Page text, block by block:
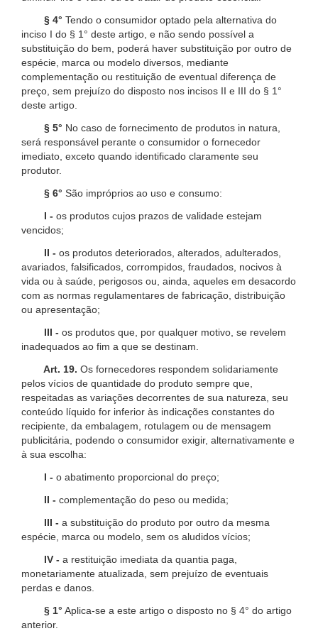
§ 4° Tendo o consumidor optado pela alternativa do
inciso I do § 1° deste artigo, e não sendo possível a
substituição do bem, poderá haver substituição por outro de
espécie, marca ou modelo diversos, mediante
complementação ou restituição de eventual diferença de
preço, sem prejuízo do disposto nos incisos II e III do § 1°
deste artigo.
§ 5° No caso de fornecimento de produtos in natura,
será responsável perante o consumidor o fornecedor
imediato, exceto quando identificado claramente seu
produtor.
§ 6° São impróprios ao uso e consumo:
I - os produtos cujos prazos de validade estejam
vencidos;
II - os produtos deteriorados, alterados, adulterados,
avariados, falsificados, corrompidos, fraudados, nocivos à
vida ou à saúde, perigosos ou, ainda, aqueles em desacordo
com as normas regulamentares de fabricação, distribuição
ou apresentação;
III - os produtos que, por qualquer motivo, se revelem
inadequados ao fim a que se destinam.
Art. 19. Os fornecedores respondem solidariamente
pelos vícios de quantidade do produto sempre que,
respeitadas as variações decorrentes de sua natureza, seu
conteúdo líquido for inferior às indicações constantes do
recipiente, da embalagem, rotulagem ou de mensagem
publicitária, podendo o consumidor exigir, alternativamente e
à sua escolha:
I - o abatimento proporcional do preço;
II - complementação do peso ou medida;
III - a substituição do produto por outro da mesma
espécie, marca ou modelo, sem os aludidos vícios;
IV - a restituição imediata da quantia paga,
monetariamente atualizada, sem prejuízo de eventuais
perdas e danos.
§ 1° Aplica-se a este artigo o disposto no § 4° do artigo
anterior.